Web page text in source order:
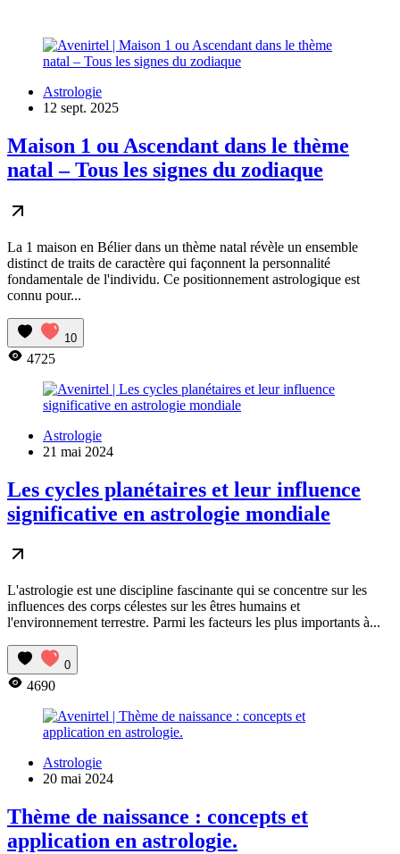
Astrologie
12 sept. 2025
Maison 1 ou Ascendant dans le thème
natal – Tous les signes du zodiaque
La 1 maison en Bélier dans un thème natal révèle un ensemble
distinct de traits de caractère qui façonnent la personnalité
fondamentale de l'individu. Ce positionnement astrologique est
connu pour...
10
4725
Astrologie
21 mai 2024
Les cycles planétaires et leur influence
significative en astrologie mondiale
L'astrologie est une discipline fascinante qui se concentre sur les
influences des corps célestes sur les êtres humains et
l'environnement terrestre. Parmi les facteurs les plus importants à...
0
4690
Astrologie
20 mai 2024
Thème de naissance : concepts et
application en astrologie.